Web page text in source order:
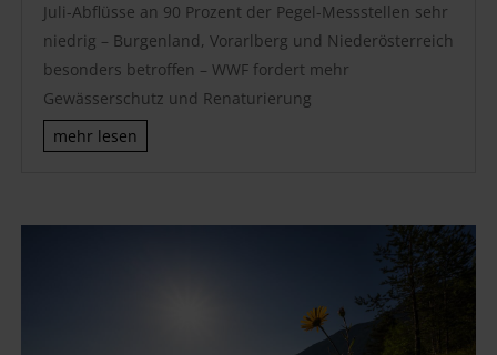
Juli-Abflüsse an 90 Prozent der Pegel-Messstellen sehr
niedrig – Burgenland, Vorarlberg und Niederösterreich
besonders betroffen – WWF fordert mehr
Gewässerschutz und Renaturierung
mehr lesen